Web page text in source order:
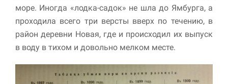
море. Иногда «лодка-садок» не шла до Ямбурга, а
проходила всего три версты вверх по течению, в
район деревни Новая, где и происходил их выпуск
в воду в тихом и довольно мелком месте.